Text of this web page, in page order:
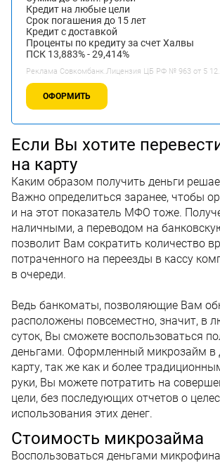
Кредит на любые цели
Срок погашения до 15 лет
Кредит с доставкой
Проценты по кредиту за счет Халвы
ПСК 13,883% - 29,414%
Реклама Совкомбанк.Лицензия ЦБ РФ № 963 от 5 12.
ОФОРМИТЬ
Если Вы хотите
на карту
Каким образом получить деньги
Важно определиться заранее, чтобы
и на этот показатель МФО тоже.
наличными, а переводом на
позволит Вам сократить количество
потраченного на переезды в кассу
в очереди.
Ведь банкоматы, позволяющие Вам
расположены повсеместно, значит, в
суток, Вы сможете воспользоваться
деньгами. Оформленный микрозайм в
карту, так же как и более
руки, Вы можете потратить на
цели, без последующих отчетов о
использования этих денег.
Стоимость микрозайма
Воспользоваться деньгами